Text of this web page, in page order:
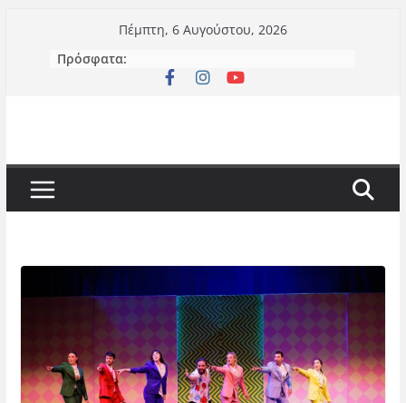
περιεχόμενο
Πέμπτη, 6 Αυγούστου, 2026
Πρόσφατα: